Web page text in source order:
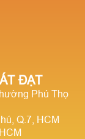
ĐẠT
Phú Thọ
Q.7, HCM